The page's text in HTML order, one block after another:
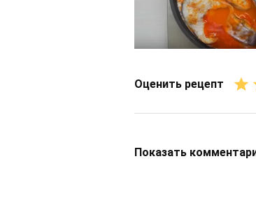
Оценить рецепт
Показать